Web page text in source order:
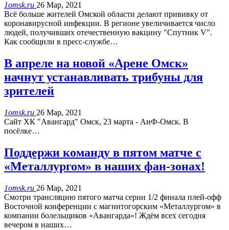
1omsk.ru 26 Мар, 2021
Всё больше жителей Омской области делают прививку от
коронавирусной инфекции. В регионе увеличивается число
людей, получивших отечественную вакцину "Спутник V".
Как сообщили в пресс-службе…
В апреле на новой «Арене Омск»
начнут устанавливать трибуны для
зрителей
1omsk.ru 26 Мар, 2021
Сайт ХК "Авангард" Омск, 23 марта - АиФ-Омск. В
посёлке…
Поддержи команду в пятом матче с
«Металлургом» в наших фан-зонах!
1omsk.ru 26 Мар, 2021
Смотри трансляцию пятого матча серии 1/2 финала плей-офф
Восточной конференции с магнитогорским «Металлургом» в
компании болельщиков «Авангарда»! Ждём всех сегодня
вечером в наших…